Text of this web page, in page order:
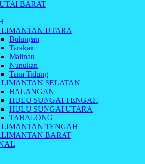
BARAT
UTARA
Bulungan
Tarakan
Malinau
Nunukan
Tana Tidung
SELATAN
BALANGAN
HULU SUNGAI TENGAH
HULU SUNGAI UTARA
TABALONG
TENGAH
BARAT